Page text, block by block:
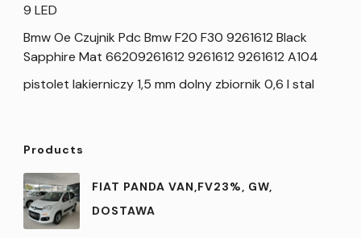
9 LED
Bmw Oe Czujnik Pdc Bmw F20 F30 9261612 Black
Sapphire Mat 66209261612 9261612 9261612 A104
pistolet lakierniczy 1,5 mm dolny zbiornik 0,6 l stal
Products
FIAT PANDA VAN,FV23%, GW,
DOSTAWA